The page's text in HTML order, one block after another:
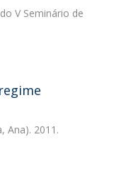
V Seminário de
Ana). 2011.